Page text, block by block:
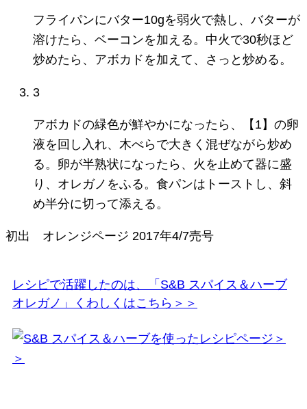
フライパンにバター10gを弱火で熱し、バターが
溶けたら、ベーコンを加える。中火で30秒ほど
炒めたら、アボカドを加えて、さっと炒める。
3
アボカドの緑色が鮮やかになったら、【1】の卵
液を回し入れ、木べらで大きく混ぜながら炒め
る。卵が半熟状になったら、火を止めて器に盛
り、オレガノをふる。食パンはトーストし、斜
め半分に切って添える。
初出 オレンジページ 2017年4/7売号
レシピで活躍したのは、「S&B スパイス＆ハーブ
オレガノ」くわしくはこちら＞＞